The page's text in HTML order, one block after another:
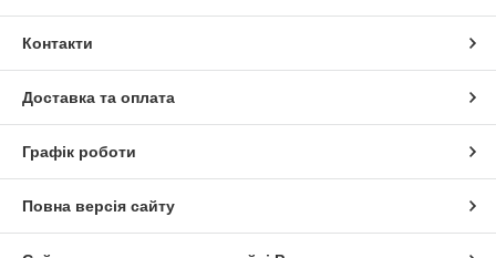
Контакти
Доставка та оплата
Графік роботи
Повна версія сайту